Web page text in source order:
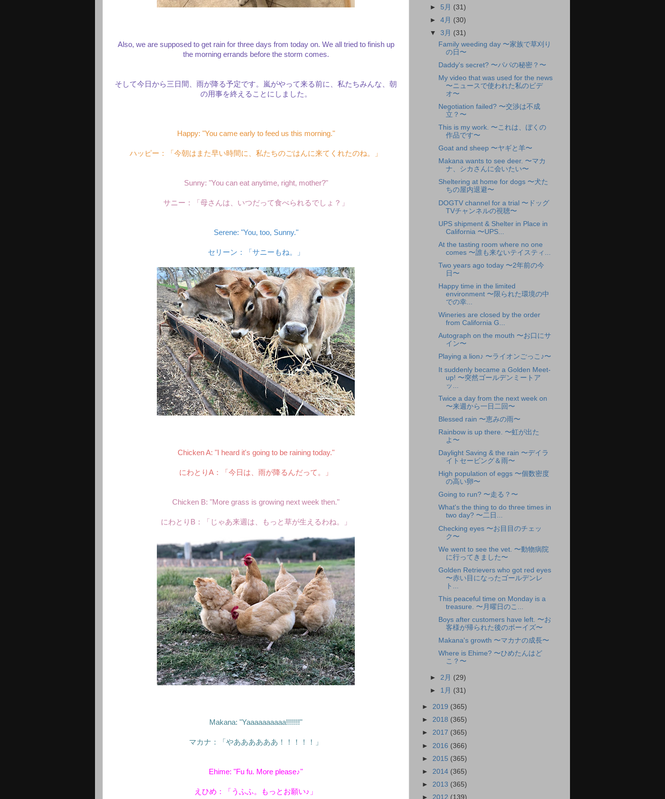
Also, we are supposed to get rain for three days from today on. We all tried to finish up
the morning errands before the storm comes.
そして今日から三日間、雨が降る予定です。嵐がやって来る前に、私たちみんな、朝
の用事を終えることにしました。
Happy: "You came early to feed us this morning."
ハッピー：「今朝はまた早い時間に、私たちのごはんに来てくれたのね。」
Sunny: "You can eat anytime, right, mother?"
サニー：「母さんは、いつだって食べられるでしょ？」
Serene: "You, too, Sunny."
セリーン：「サニーもね。」
Chicken A: "I heard it's going to be raining today."
にわとりA：「今日は、雨が降るんだって。」
Chicken B: "More grass is growing next week then."
にわとりB：「じゃあ来週は、もっと草が生えるわね。」
Makana: "Yaaaaaaaaaa!!!!!!!"
マカナ：「やああああああ！！！！！」
Ehime: "Fu fu. More please♪"
えひめ：「うふふ。もっとお願い♪」
► 5月 (31)
►4月 (30)
▼3月 (31)
Family weeding day 〜家族で草刈り
の日〜
Daddy's secret? 〜パパの秘密？〜
My video that was used for the news
〜ニュースで使われた私のビデ
オ〜
Negotiation failed? 〜交渉は不成
立？〜
This is my work. 〜これは、ぼくの
作品です〜
Goat and sheep 〜ヤギと羊〜
Makana wants to see deer. 〜マカ
ナ、シカさんに会いたい〜
Sheltering at home for dogs 〜犬た
ちの屋内退避〜
DOGTV channel for a trial 〜ドッグ
TVチャンネルの視聴〜
UPS shipment & Shelter in Place in
California 〜UPS...
At the tasting room where no one
comes 〜誰も来ないテイスティ...
Two years ago today 〜2年前の今
日〜
Happy time in the limited
environment 〜限られた環境の中
での幸...
Wineries are closed by the order
from California G...
Autograph on the mouth 〜お口にサ
イン〜
Playing a lion♪ 〜ライオンごっこ♪〜
It suddenly became a Golden Meet-
up! 〜突然ゴールデンミートア
ッ...
Twice a day from the next week on
〜来週から一日二回〜
Blessed rain 〜恵みの雨〜
Rainbow is up there. 〜虹が出た
よ〜
Daylight Saving & the rain 〜デイラ
イトセービング＆雨〜
High population of eggs 〜個数密度
の高い卵〜
Going to run? 〜走る？〜
What's the thing to do three times in
two day? 〜二日...
Checking eyes 〜お目目のチェッ
ク〜
We went to see the vet. 〜動物病院
に行ってきました〜
Golden Retrievers who got red eyes
〜赤い目になったゴールデンレ
ト...
This peaceful time on Monday is a
treasure. 〜月曜日のこ...
Boys after customers have left. 〜お
客様が帰られた後のボーイズ〜
Makana's growth 〜マカナの成長〜
Where is Ehime? 〜ひめたんはど
こ？〜
►2月 (29)
► 1月 (31)
► 2019 (365)
► 2018 (365)
► 2017 (365)
► 2016 (366)
► 2015 (365)
► 2014 (365)
► 2013 (365)
► 2012 (139)